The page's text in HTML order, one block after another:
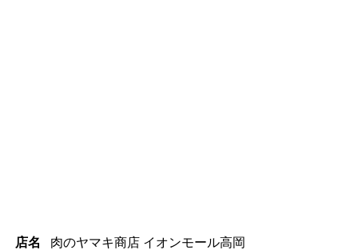
店名
肉のヤマキ商店 イオンモール高岡